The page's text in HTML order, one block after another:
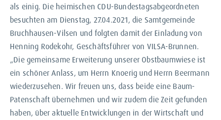
als einig. Die heimischen CDU-Bundestagsabgeordneten
besuchten am Dienstag, 27.04.2021, die Samtgemeinde
Bruchhausen-Vilsen und folgten damit der Einladung von
Henning Rodekohr, Geschäftsführer von VILSA-Brunnen.
„Die gemeinsame Erweiterung unserer Obstbaumwiese ist
ein schöner Anlass, um Herrn Knoerig und Herrn Beermann
wiederzusehen. Wir freuen uns, dass beide eine Baum-
Patenschaft übernehmen und wir zudem die Zeit gefunden
haben, über aktuelle Entwicklungen in der Wirtschaft und